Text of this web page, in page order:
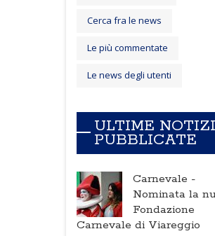
Cerca fra le news
Le più commentate
Le news degli utenti
ULTIME
PUBBLICATE
Carnevale -
Nominata la
Fondazione
Carnevale di Viareggio